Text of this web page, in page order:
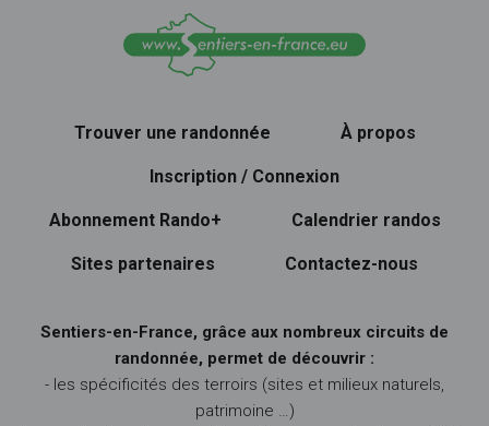
Trouver une randonnée À propos
Inscription / Connexion
Abonnement Rando+ Calendrier randos
Sites partenaires Contactez-nous
Sentiers-en-France, grâce aux nombreux circuits de
randonnée, permet de découvrir :
- les spécificités des terroirs (sites et milieux naturels,
patrimoine …)